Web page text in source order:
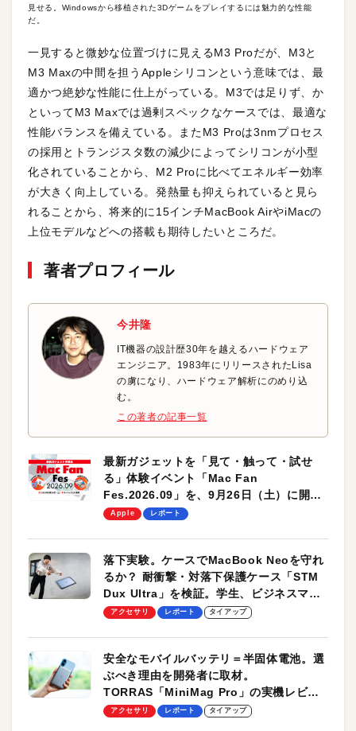
見せる。Windowsから移植された3Dゲームをプレイするには魅力的な性能
だ。
一見すると微妙な位置づけに見えるM3 Proだが、M3と
M3 Maxの中間を担うAppleシリコンという意味では、最
適かつ絶妙な性能に仕上がっている。M3では足りず、か
といってM3 Maxでは過剰スペックなケースでは、最適な
性能バランスを備えている。またM3 Proは3nmプロセス
の採用とトランジスタ数の減少によってシリコンが小型
化されていることから、M2 Proに比べてエネルギー効率
が大きく向上している。発熱量も抑えられていると見ら
れることから、将来的に15インチMacBook AirやiMacの
上位モデルなどへの搭載も期待したいところだ。
著者プロフィール
今井隆
IT機器の設計歴30年を越えるハードウェア
エンジニア。1983年にリリースされたLisa
の虜になり、ハードウェア解析にのめり込
む。
この著者の記事一覧
最新ガジェットを「見て・触って・試せ
る」体験イベント「Mac Fan
Fes.2026.09」を、9月26日（土）に開催
します！
Apple レポート
落下実験。ケースでMacBook Neoを守れ
るか？ 耐衝撃・対落下保護ケース「STM
Dux Ultra」を検証。学生、ビジネスマン
のモバイルユースに最適！
アクセサリ レポート タイアップ
安全なモバイルバッテリ＝半固体電池。選
ぶべき理由を開発者に取材。
TORRAS「MiniMag Pro」の実機レビュ
ーも
アクセサリ レポート タイアップ